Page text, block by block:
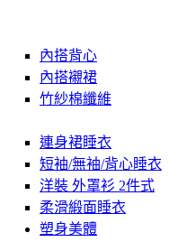
內搭背心
內搭襯裙
竹紗棉纖維
連身裙睡衣
短袖/無袖/背心睡衣
洋裝 外罩衫 2件式
柔滑緞面睡衣
塑身美體